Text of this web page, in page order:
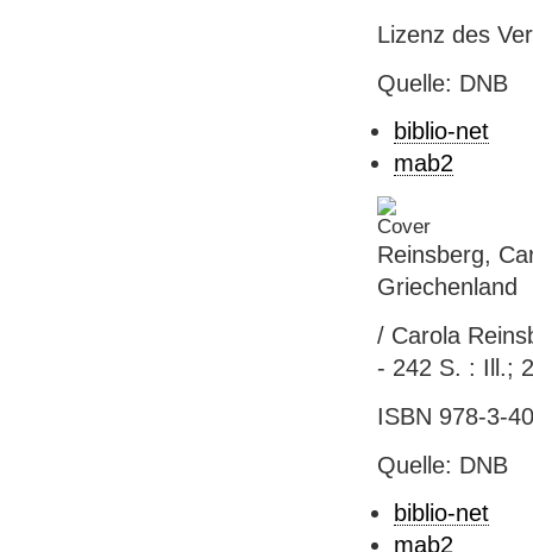
Lizenz des
Quelle: DNB
biblio-net
mab2
Reinsberg,
Griechenland
/ Carola
- 242 S. : Ill.;
ISBN 978-3-
Quelle: DNB
biblio-net
mab2